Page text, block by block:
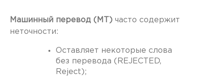
Машинный перевод (MT) часто содержит
неточности:
Оставляет некоторые слова
без перевода (REJECTED,
Reject);